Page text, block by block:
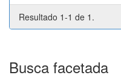
Resultado 1-1 de 1.
Busca facetada